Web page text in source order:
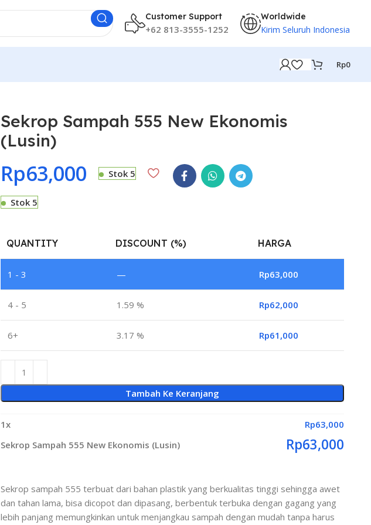
Customer Support
+62 813-3555-1252
Worldwide
Kirim Seluruh Indonesia
Rp0
Sekrop Sampah 555 New Ekonomis
(Lusin)
Rp63,000 Stok 5
Stok 5
QUANTITY DISCOUNT (%) HARGA
1 - 3 — Rp63,000
4 - 5 1.59 % Rp62,000
6+ 3.17 % Rp61,000
Tambah Ke Keranjang
1x Rp63,000
Sekrop Sampah 555 New Ekonomis (Lusin)
Rp63,000
Sekrop sampah 555 terbuat dari bahan plastik yang berkualitas tinggi sehingga awet
dan tahan lama, bisa dicopot dan dipasang, berbentuk terbuka dengan gagang yang
lebih panjang memungkinkan untuk menjangkau sampah dengan mudah tanpa harus